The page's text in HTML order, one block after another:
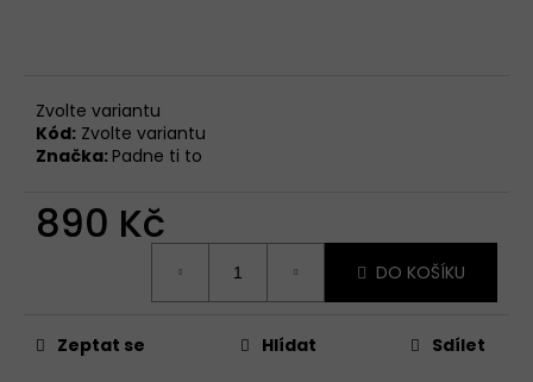
Zvolte variantu
Kód: Zvolte variantu
Značka: Padne ti to
890 Kč
DO KOŠÍKU
Zeptat se Hlídat Sdílet